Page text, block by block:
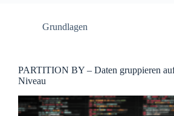
Grundlagen
PARTITION BY – Daten gruppieren
Niveau